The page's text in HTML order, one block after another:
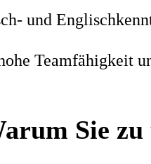
und
Teamfähigkeit
Sie